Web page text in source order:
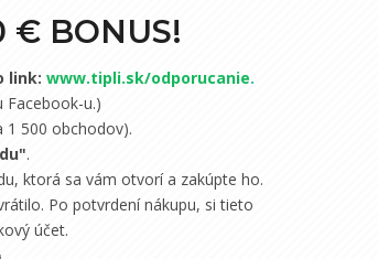
€ BONUS!
link: www.tipli.sk/odporucanie.
Facebook-u.)
1 500 obchodov).
.
ktorá sa vám otvorí a zakúpte ho.
Po potvrdení nákupu, si tieto
účet.